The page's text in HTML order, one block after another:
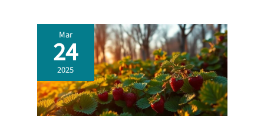
Mar
24
2025